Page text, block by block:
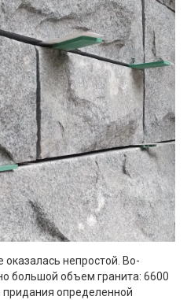
непростой. Во-
большой объем гранита: 6600
определенной